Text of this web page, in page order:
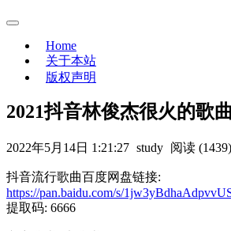
Home
关于本站
版权声明
2021抖音林俊杰很火的歌曲
2022年5月14日 1:21:27 study 阅读 (1439)
抖音流行歌曲百度网盘链接:
https://pan.baidu.com/s/
提取码: 6666